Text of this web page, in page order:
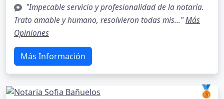
"Impecable servicio y profesionalidad de la notaría.
Trato amable y humano, resolvieron todas mis..."Más
Opiniones
Más Información
🥉